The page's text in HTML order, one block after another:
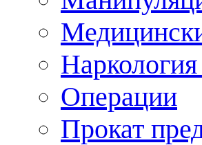
Операции
Прокат